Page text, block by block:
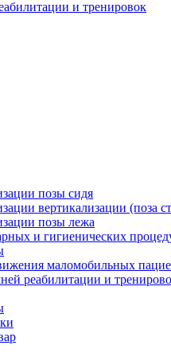
и тренировок
позы сидя
вертикализации (поза
позы лежа
и гигиенических
маломобильных
реабилитации и